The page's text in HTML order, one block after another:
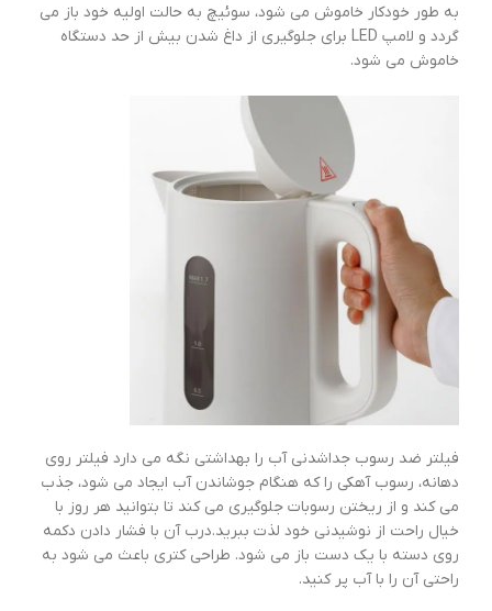
به طور خودکار خاموش می شود، سوئیچ به حالت اولیه خود باز می
گردد و لامپ LED برای جلوگیری از داغ شدن بیش از حد دستگاه
خاموش می شود.
فیلتر ضد رسوب جداشدنی آب را بهداشتی نگه می دارد فیلتر روی
دهانه، رسوب آهکی را که هنگام جوشاندن آب ایجاد می شود، جذب
می کند و از ریختن رسوبات جلوگیری می کند تا بتوانید هر روز با
خیال راحت از نوشیدنی خود لذت ببرید.درب آن با فشار دادن دکمه
روی دسته با یک دست باز می شود. طراحی کتری باعث می شود به
راحتی آن را با آب پر کنید.